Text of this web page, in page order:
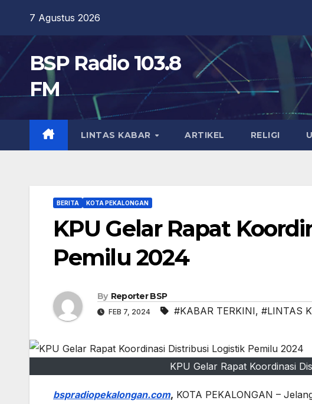
content
7 Agustus 2026
BSP Radio 103.8
FM
LINTAS KABAR ARTIKEL RELIGI
BERITA KOTA PEKALONGAN
KPU Gelar Rapat
Pemilu 2024
By Reporter BSP
FEB 7, 2024 #KABAR TERKINI, #LINTAS
KPU Gelar Rapat Koordinasi
bspradiopekalongan.com, KOTA PEKALONGAN –